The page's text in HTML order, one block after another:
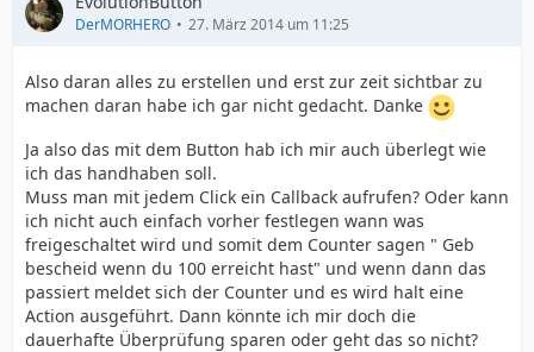
DerMORHERO 27. März 2014 um 11:25
Also daran alles zu erstellen und erst zur zeit sichtbar zu
machen daran habe ich gar nicht gedacht. Danke
Ja also das mit dem Button hab ich mir auch überlegt wie
ich das handhaben soll.
Muss man mit jedem Click ein Callback aufrufen? Oder kann
ich nicht auch einfach vorher festlegen wann was
freigeschaltet wird und somit dem Counter sagen " Geb
bescheid wenn du 100 erreicht hast" und wenn dann das
passiert meldet sich der Counter und es wird halt eine
Action ausgeführt. Dann könnte ich mir doch die
dauerhafte Überprüfung sparen oder geht das so nicht?